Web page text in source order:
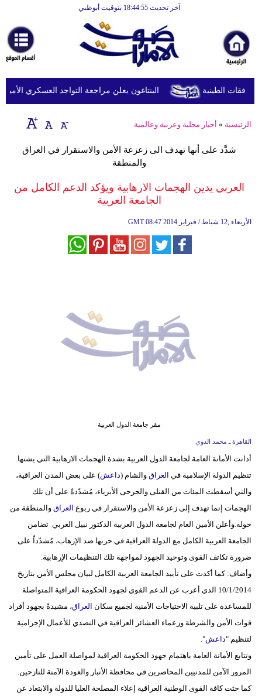
آخر تحديث 18:44:55 بتوقيت أبوظبي
أخبارعاجلة
رياضة
ثقافة
إقتصاد
وموسيقى
أزياء
علوم
وتكنولوجيا
بيئة
مدوَّنات
فيديو
سيارات
البنتاغون يعلن مراجعة التواجد العسكري
الرئيسية » أخبار محلية وعربية وعالمية
شدَّد على أنها تهدف الى زعزعة الأمن والاستقرار في العراق
والمنطقة
العربي يدين الهجمات الارهابية ويؤكد الدعم الكامل من
الجامعة العربية
GMT 08:47 2014 الأربعاء ,12 شباط / فبراير
مقر جامعة الدول العربية
القاهرة ـ محمد الدوي
أدانت الأمانة العامة لجامعة الدول العربية بشدة الهجمات الارهابية التي يشنها
تنظيم الدولة الإسلامية في العراق والشام (داعش) على بعض المدن العراقية،
والتي أسقطت المئات من القتلى والجرحى الأبرياء، مُشدّدةً على أن تلك
الهجمات إنما تهدف إلى زعزعة الأمن والاستقرار في ربوع العراق والمنطقة من
حوله.وأعلن الأمين العام لجامعة الدول العربية الدكتور نبيل العربي تضامن
الجامعة العربية الكامل مع الدولة العراقية في حربها ضد الإرهاب، مُشدّداً على
ضرورة تكاتف القوى وتوحيد الجهود لمواجهة تلك التنظيمات الإرهابية.
وأضاف: كما أكدت على تأييد الجامعة العربية الكامل لبيان مجلس الأمن بتاريخ
10/1/2014 الذي أعرب عن الدعم القوي لجهود الحكومة العراقية المتواصلة
للمساعدة على تلبية الاحتياجات الأمنية لجميع سكان العراق، مشيدةً بجهود أفراد
قوات الأمن والشرطة وزعماء العشائر العراقية في التصدي للأعمال الإجرامية
لتنظيم "داعش".
وتتابع الأمانة العامة باهتمام جهود الحكومة العراقية لمواصلة العمل على تأمين
المرور الآمن للمدنيين المحاصرين في محافظة الأنبار والعودة الآمنة للنازحين.
كما حثت كافة القوى الوطنية العراقية إعلاء المصلحة العليا للدولة والابتعاد عن